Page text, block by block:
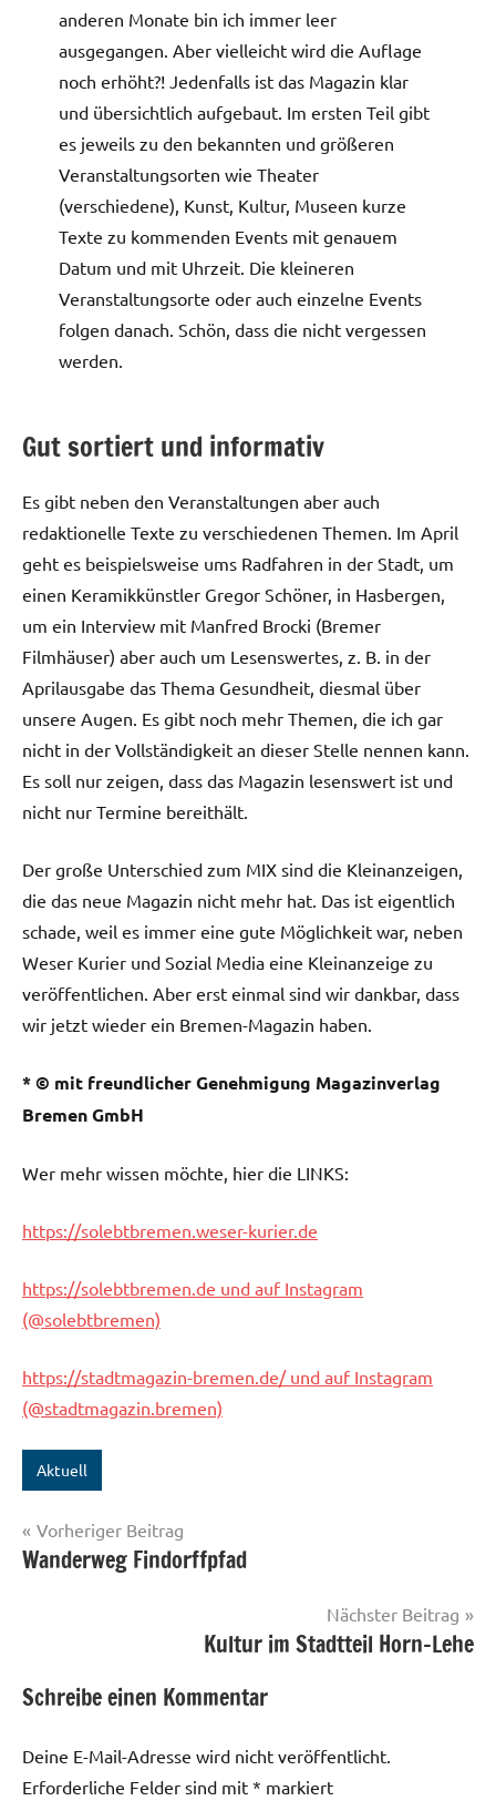
anderen Monate bin ich immer leer
ausgegangen. Aber vielleicht wird die Auflage
noch erhöht?! Jedenfalls ist das Magazin klar
und übersichtlich aufgebaut. Im ersten Teil gibt
es jeweils zu den bekannten und größeren
Veranstaltungsorten wie Theater
(verschiedene), Kunst, Kultur, Museen kurze
Texte zu kommenden Events mit genauem
Datum und mit Uhrzeit. Die kleineren
Veranstaltungsorte oder auch einzelne Events
folgen danach. Schön, dass die nicht vergessen
werden.
Gut sortiert und informativ
Es gibt neben den Veranstaltungen aber auch
redaktionelle Texte zu verschiedenen Themen. Im April
geht es beispielsweise ums Radfahren in der Stadt, um
einen Keramikkünstler Gregor Schöner, in Hasbergen,
um ein Interview mit Manfred Brocki (Bremer
Filmhäuser) aber auch um Lesenswertes, z. B. in der
Aprilausgabe das Thema Gesundheit, diesmal über
unsere Augen. Es gibt noch mehr Themen, die ich gar
nicht in der Vollständigkeit an dieser Stelle nennen kann.
Es soll nur zeigen, dass das Magazin lesenswert ist und
nicht nur Termine bereithält.
Der große Unterschied zum MIX sind die Kleinanzeigen,
die das neue Magazin nicht mehr hat. Das ist eigentlich
schade, weil es immer eine gute Möglichkeit war, neben
Weser Kurier und Sozial Media eine Kleinanzeige zu
veröffentlichen. Aber erst einmal sind wir dankbar, dass
wir jetzt wieder ein Bremen-Magazin haben.
*© mit freundlicher Genehmigung Magazinverlag
Bremen GmbH
Wer mehr wissen möchte, hier die LINKS:
https://solebtbremen.weser-kurier.de
https://solebtbremen.de und auf Instagram
(@solebtbremen)
https://stadtmagazin-bremen.de/ und auf Instagram
(@stadtmagazin.bremen)
Aktuell
Beitragsnavigation
Vorheriger Beitrag
Wanderweg Findorffpfad
Nächster Beitrag
Kultur im Stadtteil Horn-Lehe
Schreibe einen Kommentar
Deine E-Mail-Adresse wird nicht veröffentlicht.
Erforderliche Felder sind mit * markiert